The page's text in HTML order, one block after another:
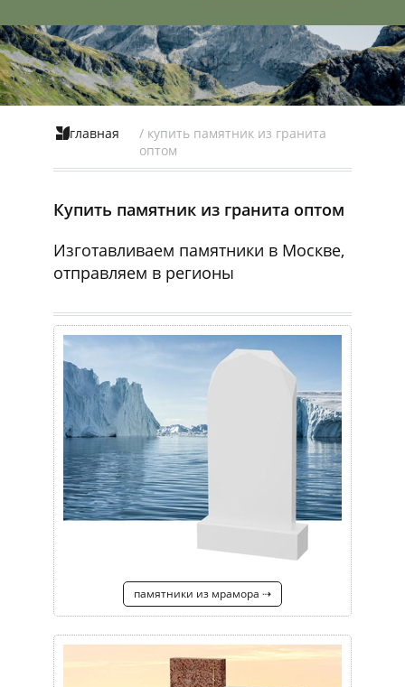
главная
/ купить памятник из гранита
оптом
Купить памятник из гранита оптом
Изготавливаем памятники в Москве,
отправляем в регионы
памятники из мрамора ⇢